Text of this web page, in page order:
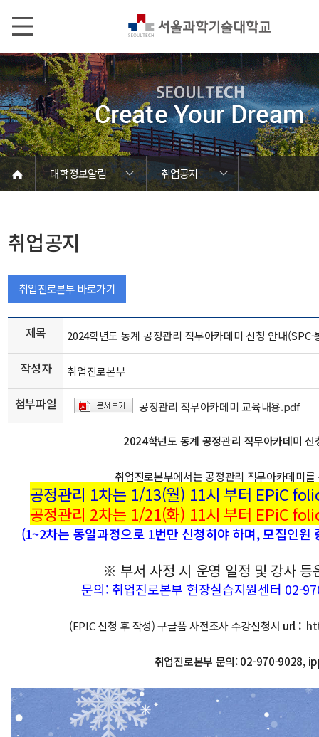
대학정보알림
취업공지
대학정보알림
정보공개
정보서비스안내
온라인민원센터
청렴행정
갑질신고센터
유실물 센터
SEOULTECH광장
대학공지사항
학사공지
장학공지
대학원공지
취업공지
대학입찰
채용정보
공모/외부행사
등록금심의위원회
코로나바이러스19 대응안내
재정위원회
취업공지
취업진로본부 바로가기
제목 2024학년도 동계 공정관리 직무아카데미 신청 안내(SPC-
작성자 취업진로본부
첨부파일 공정관리 직무아카데미 교육내용.pdf
2024학년도 동계 공정관리 직무아카데미 신
취업진로본부에서는 공정관리 직무아카데미
공정관리 1차는 1/13(월) 11시 부터 EPiC
공정관리 2차는 1/21(화) 11시 부터 EPiC
(1~2차는 동일과정으로 1번만 신청히야 하며, 모집인
※ 부서 사정 시 운영 일정 및 강사 등
문의: 취업진로본부 현장실습지원센터
(EPIC 신청 후 작성) 구글폼 사전조사 수강신청서 url :
취업진로본부 문의: 02-970-9028,